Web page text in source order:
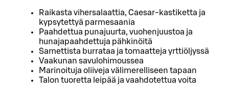
Raikasta vihersalaattia, Caesar-kastiketta ja
kypsytettyä parmesaania
Paahdettua punajuurta, vuohenjuustoa ja
hunajapaahdettuja pähkinöitä
Samettista burrataa ja tomaatteja yrttiöljyssä
Vaakunan savulohimoussea
Marinoituja oliiveja välimerelliseen tapaan
Talon tuoretta leipää ja vaahdotettua voita